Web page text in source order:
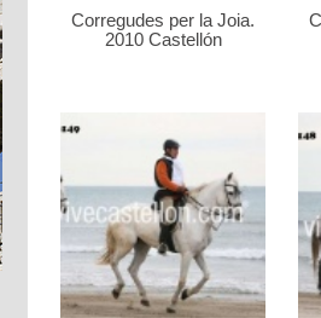
Corregudes per la Joia.
2010 Castellón